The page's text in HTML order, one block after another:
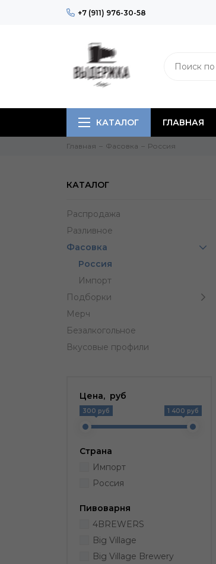
+7 (911) 976-30-58
КАТАЛОГ ГЛАВНАЯ
Главная Фасовка Россия
КАТАЛОГ
Распродажа
Разливное
Фасовка
Россия
Импорт
Подборки
Мерч
Безалкогольное
Вкусовые профили
Цена, руб
300 руб 1 400 руб
Страна
Импорт
Россия
Пивоварня
4BREWERS
Big Village
Big Village Brewery